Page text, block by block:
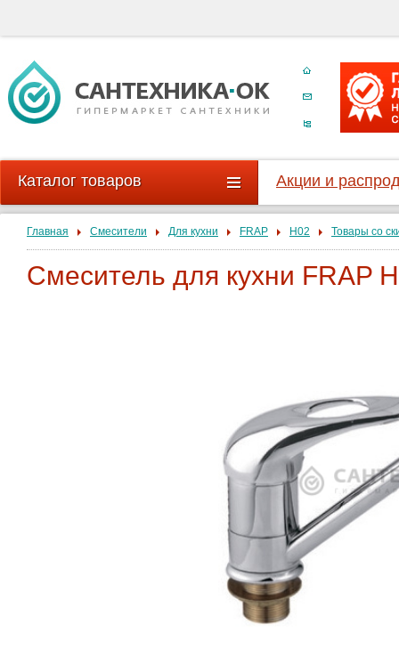
Каталог товаров Акции и
Главная Смесители Для кухни FRAP H02 Товары со
Смеситель для кухни FRAP